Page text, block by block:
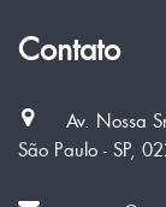
Contato
Av. Nossa
São Paulo - SP,